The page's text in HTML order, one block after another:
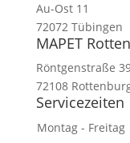
Au-Ost 11
72072 Tübingen
MAPET
Röntgenstraße
72108
Servicezeiten
Montag - Freitag